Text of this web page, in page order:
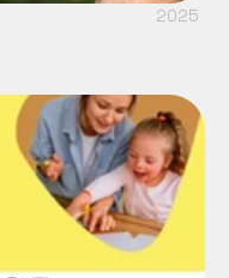
2025